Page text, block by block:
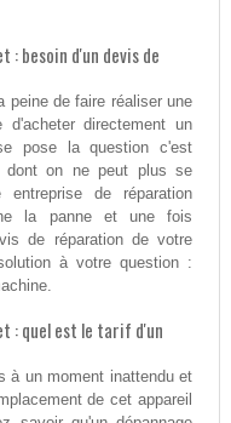
besoin d'un devis de
peine de faire réaliser une
d'acheter directement un
pose la question c'est
dont on ne peut plus se
de réparation
la panne et une fois
de réparation de votre
à votre question :
: quel est le tarif d'un
à un moment inattendu et
de cet appareil